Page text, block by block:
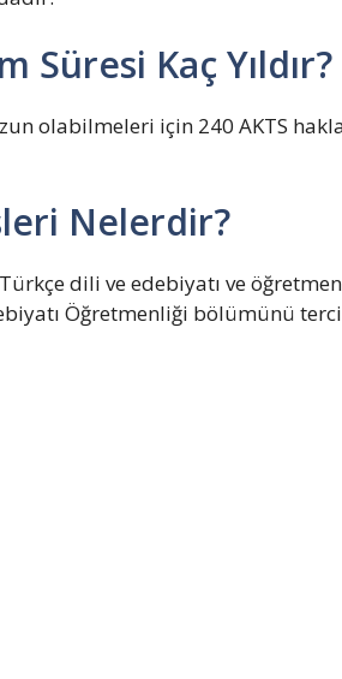
Kaç Yıldır?
olabilmeleri için 240 AKTS
Nelerdir?
dili ve edebiyatı ve
Öğretmenliği bölümünü